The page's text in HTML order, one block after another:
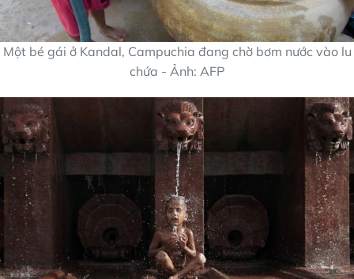
Một bé gái ở Kandal, Campuchia đang chờ bơm nước vào lu
chứa - Ảnh: AFP